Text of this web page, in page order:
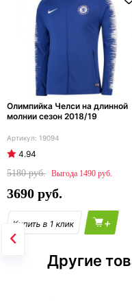
Олимпийка Челси на длинной
молнии сезон 2018/19
19094
4.94
5180
1490
3690
+
Другие